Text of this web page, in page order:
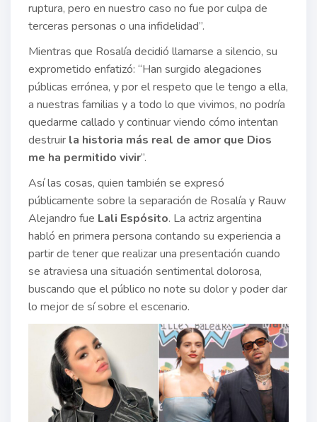
ruptura, pero en nuestro caso no fue por culpa de
terceras personas o una infidelidad”.
Mientras que Rosalía decidió llamarse a silencio, su
exprometido enfatizó: “Han surgido alegaciones
públicas errónea, y por el respeto que le tengo a ella,
a nuestras familias y a todo lo que vivimos, no podría
quedarme callado y continuar viendo cómo intentan
destruir la historia más real de amor que Dios
me ha permitido vivir”.
Así las cosas, quien también se expresó
públicamente sobre la separación de Rosalía y Rauw
Alejandro fue Lali Espósito. La actriz argentina
habló en primera persona contando su experiencia a
partir de tener que realizar una presentación cuando
se atraviesa una situación sentimental dolorosa,
buscando que el público no note su dolor y poder dar
lo mejor de sí sobre el escenario.